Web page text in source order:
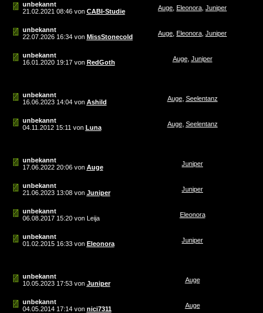
unbekannt
21.02.2021 08:46von CABI-Studie Auge Eleonora Juniper
unbekannt
22.07.2026 16:34von MissStonecold Auge Eleonora Juniper
unbekannt
16.01.2020 19:17von RedGoth Auge, Juniper
unbekannt
16.06.2023 14:04von Ashild Auge, Seelentanz
unbekannt
04.11.2012 15:11 von Luna Auge, Seelentanz
unbekannt
17.06.2022 20:06von Auge Juniper
unbekannt
21.06.2023 13:08von Juniper Juniper
unbekannt
06.08.2017 15:20von Leija Eleonora
unbekannt
01.02.2015 16:33von Eleonora Juniper
unbekannt
10.05.2023 17:53von Juniper Auge
unbekannt
04.05.2014 17:14von nici7311 Auge